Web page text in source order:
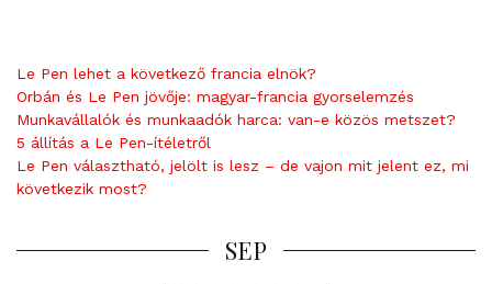
Le Pen lehet a következő francia elnök?
Orbán és Le Pen jövője: magyar-francia gyorselemzés
Munkavállalók és munkaadók harca: van-e közös metszet?
5 állítás a Le Pen-ítéletről
Le Pen választható, jelölt is lesz – de vajon mit jelent ez, mi
következik most?
SEP